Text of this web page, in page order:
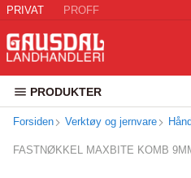
PRIVAT PROFF
PRODUKTER
Forsiden Verktøy og jernvare
FASTNØKKEL MAXBITE KOMB